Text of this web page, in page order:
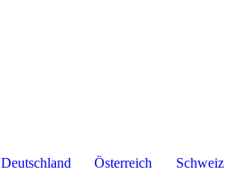
Deutschland Österreich Schweiz